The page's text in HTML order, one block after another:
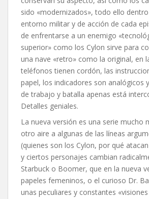
sido «modernizados», todo ello
entorno militar y de acción de cada
de enfrentarse a un enemigo
superior» como los Cylon sirve para
una nave «retro» como la original, en
teléfonos tienen cordón, las
papel, los indicadores son analógicos
de trabajo y batalla apenas está
Detalles geniales.
La nueva versión es una serie mucho
otro aire a algunas de las líneas
(quienes son los Cylon, por qué
y ciertos personajes cambian
Starbuck o Boomer, que en la nueva
papeles femeninos, o el curioso Dr.
unas peculiares y constantes